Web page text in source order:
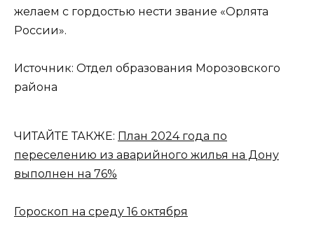
желаем с гордостью нести звание «Орлята
России».
Источник: Отдел образования Морозовского
района
ЧИТАЙТЕ ТАКЖЕ: План 2024 года по
переселению из аварийного жилья на Дону
выполнен на 76%
Гороскоп на среду 16 октября